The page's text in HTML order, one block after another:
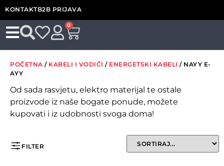
KONTAKTB2B PRIJAVA
0
POČETNA / KABELI I VODIČI / ENERGETSKI KABELI / NAYY E-
AYY
Od sada rasvjetu, elektro materijal te ostale
proizvode iz naše bogate ponude, možete
kupovati i iz udobnosti svoga doma!
FILTER